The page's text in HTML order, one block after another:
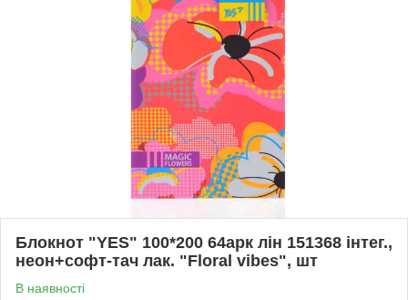
Блокнот "YES" 100*200 64арк лін 151368 інтег.,
неон+софт-тач лак. "Floral vibes", шт
В наявності